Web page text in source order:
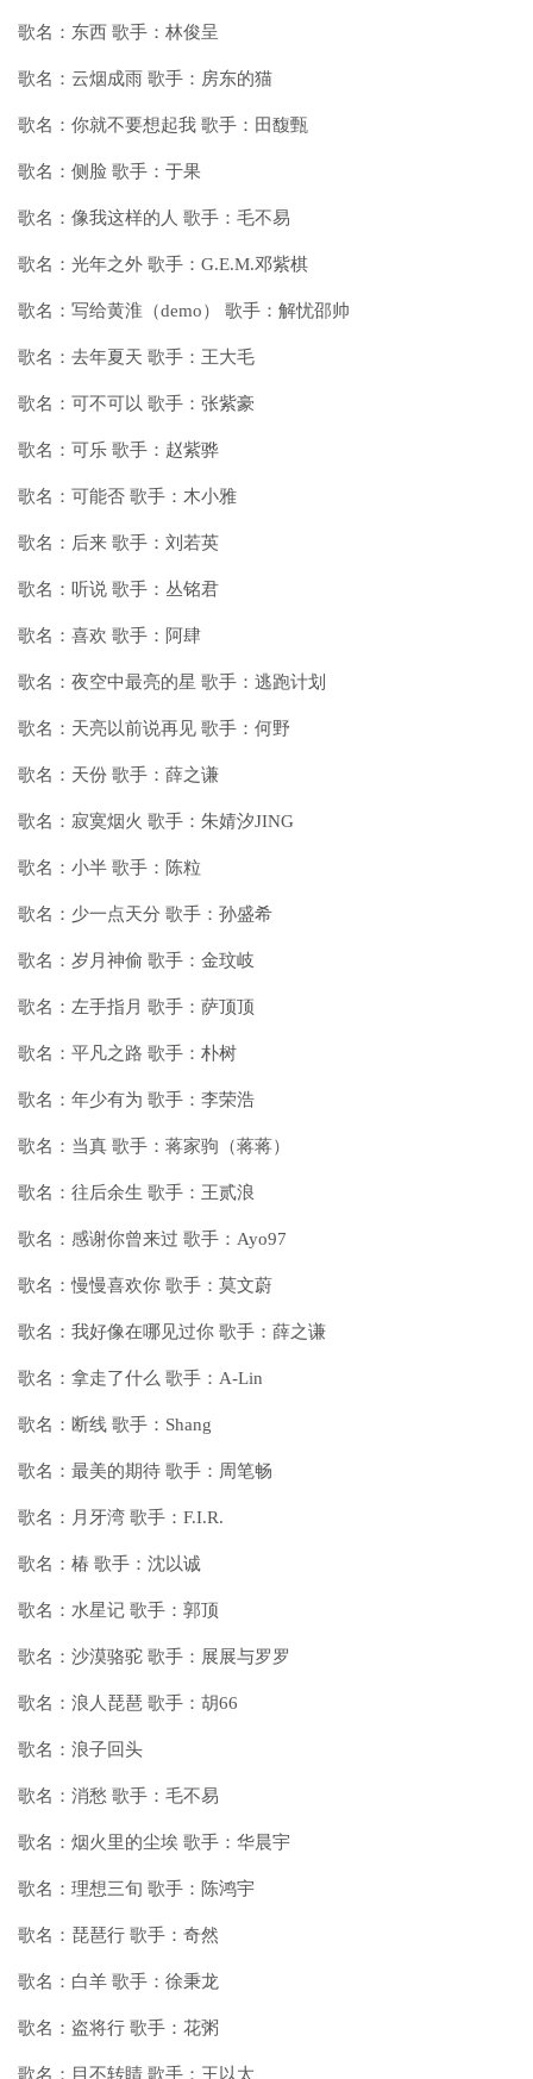
歌名：东西 歌手：林俊呈
歌名：云烟成雨 歌手：房东的猫
歌名：你就不要想起我 歌手：田馥甄
歌名：侧脸 歌手：于果
歌名：像我这样的人 歌手：毛不易
歌名：光年之外 歌手：G.E.M.邓紫棋
歌名：写给黄淮（demo） 歌手：解忧邵帅
歌名：去年夏天 歌手：王大毛
歌名：可不可以 歌手：张紫豪
歌名：可乐 歌手：赵紫骅
歌名：可能否 歌手：木小雅
歌名：后来 歌手：刘若英
歌名：听说 歌手：丛铭君
歌名：喜欢 歌手：阿肆
歌名：夜空中最亮的星 歌手：逃跑计划
歌名：天亮以前说再见 歌手：何野
歌名：天份 歌手：薛之谦
歌名：寂寞烟火 歌手：朱婧汐JING
歌名：小半 歌手：陈粒
歌名：少一点天分 歌手：孙盛希
歌名：岁月神偷 歌手：金玟岐
歌名：左手指月 歌手：萨顶顶
歌名：平凡之路 歌手：朴树
歌名：年少有为 歌手：李荣浩
歌名：当真 歌手：蒋家驹（蒋蒋）
歌名：往后余生 歌手：王贰浪
歌名：感谢你曾来过 歌手：Ayo97
歌名：慢慢喜欢你 歌手：莫文蔚
歌名：我好像在哪见过你 歌手：薛之谦
歌名：拿走了什么 歌手：A-Lin
歌名：断线 歌手：Shang
歌名：最美的期待 歌手：周笔畅
歌名：月牙湾 歌手：F.I.R.
歌名：椿 歌手：沈以诚
歌名：水星记 歌手：郭顶
歌名：沙漠骆驼 歌手：展展与罗罗
歌名：浪人琵琶 歌手：胡66
歌名：浪子回头
歌名：消愁 歌手：毛不易
歌名：烟火里的尘埃 歌手：华晨宇
歌名：理想三旬 歌手：陈鸿宇
歌名：琵琶行 歌手：奇然
歌名：白羊 歌手：徐秉龙
歌名：盗将行 歌手：花粥
歌名：目不转睛 歌手：王以太